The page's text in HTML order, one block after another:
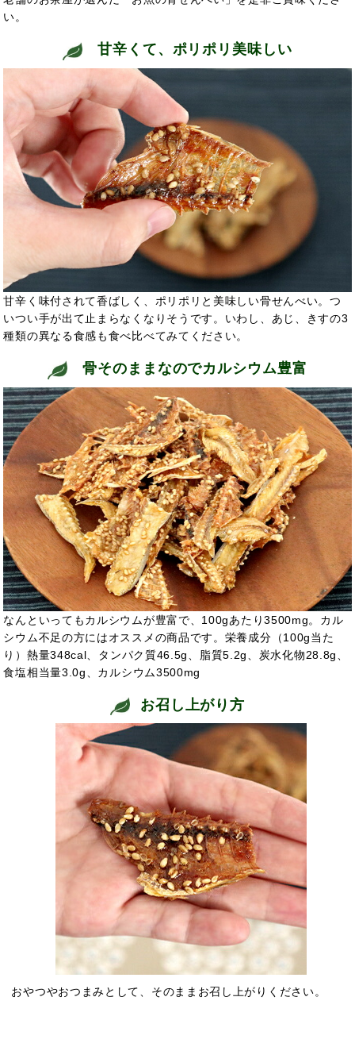
い。
甘辛くて、ポリポリ美味しい
甘辛く味付されて香ばしく、ポリポリと美味しい骨せんべい。つ
いつい手が出て止まらなくなりそうです。いわし、あじ、きすの3
種類の異なる食感も食べ比べてみてください。
骨そのままなのでカルシウム豊富
なんといってもカルシウムが豊富で、100gあたり3500mg。カル
シウム不足の方にはオススメの商品です。栄養成分（100g当た
り）熱量348cal、タンパク質46.5g、脂質5.2g、炭水化物28.8g、
食塩相当量3.0g、カルシウム3500mg
お召し上がり方
おやつやおつまみとして、そのままお召し上がりください。